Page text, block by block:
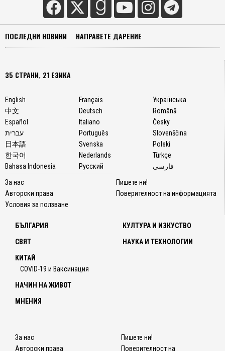
ПОСЛЕДНИ НОВИНИ НАПРАВЕТЕ ДАРЕНИЕ
35 СТРАНИ, 21 ЕЗИКА
English
中文
Español
עברית
日本語
한국어
Bahasa Indonesia
Français
Deutsch
Italiano
Português
Svenska
Nederlands
Русский
Українська
Română
Česky
Slovenščina
Polski
Türkçe
فارسی
За нас
Авторски права
Условия за ползване
Пишете ни!
Поверителност на информацията
БЪЛГАРИЯ
СВЯТ
КИТАЙ
COVID-19 и Ваксинация
КУЛТУРА И ИЗКУСТВО
НАУКА И ТЕХНОЛОГИИ
НАЧИН НА ЖИВОТ
МНЕНИЯ
За нас
Авторски права
Пишете ни!
Поверителност на